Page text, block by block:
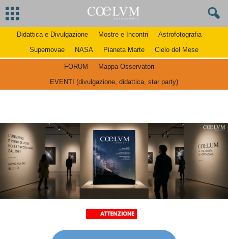
Didattica e Divulgazione Mostre e Incontri
Astrofotografia
Supernovae
NASA Pianeta Marte Cielo del Mese
FORUM
Mappa Osservatori
EVENTI (divulgazione, didattica, star party)